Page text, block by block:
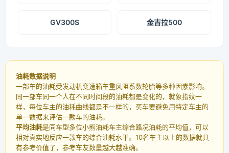
GV300S 金吉拉500
油耗数据说明
一部车的油耗受发动机变速箱车重风阻系数轮胎等多种因素影响。
同一部车同一个人在不同时间段的油耗都是变化的，就象指纹一
样，每位车主的油耗曲线都是不一样的，买车要避免用特定车主的
单一数据来评估一款车的油耗。
平均油耗是同车型多位小熊油耗车主综合路况油耗的平均值，可以
相对真实地反应一款车的综合油耗水平。10名车主以上的数据就具
有参考价值了，参考车友数量越大越准确。